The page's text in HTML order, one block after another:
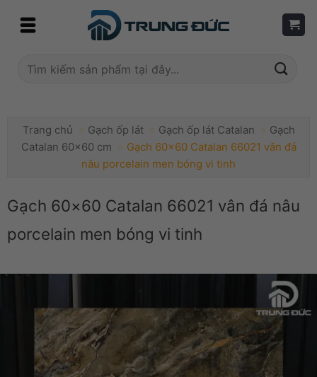
Tìm
Trang chủ » Gạch ốp lát » Gạch ốp lát Catalan » Gạch
Catalan 60x60 cm » Gạch 60×60 Catalan 66021 vân đá
nâu porcelain men bóng vi tinh
Gạch 60×60 Catalan 66021 vân đá nâu
porcelain men bóng vi tinh